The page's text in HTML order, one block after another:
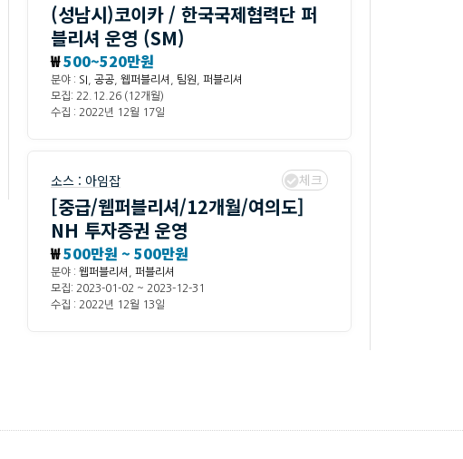
(성남시)코이카 / 한국국제협력단 퍼
블리셔 운영 (SM)
₩500~520만원
분야 : SI 공공 웹퍼블리셔 팀원
퍼블리셔
모집: 22.12.26 (12개월)
수집 : 2022년 12월 17일
소스 : 아임잡 체크
[중급/웹퍼블리셔/12개월/여의도]
NH 투자증권 운영
₩500만원 ~ 500만원
분야 : 웹퍼블리셔
퍼블리셔
모집: 2023-01-02 ~ 2023-12-31
수집 : 2022년 12월 13일